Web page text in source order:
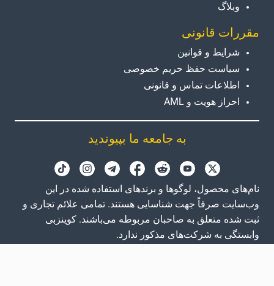
وبلاگ
مقررات قانونی
شرایط و قوانین
سیاست حفظ حریم خصوصی
اطلاعات تماس و قانونی
احراز هویت و AML
به جامعه ما بپیوندید
نام‌های محصول، لوگوها و برندهای استفاده شده در این
وب‌سایت صرفاً جهت شناسایی هستند. تمامی علائم تجاری و
ثبت شده متعلق به صاحبان مربوطه می‌باشند. کوینزبی
وابستگی به شرکت‌های مذکور ندارد.